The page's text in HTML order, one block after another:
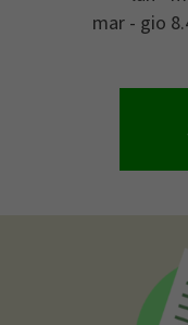
mar - gio